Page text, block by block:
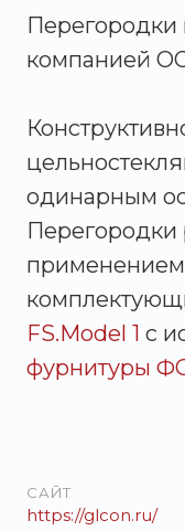
компанией
одинарным
Перегородки
FS.Model 1 с
фурнитуры
САЙТ
https://glcon.ru/